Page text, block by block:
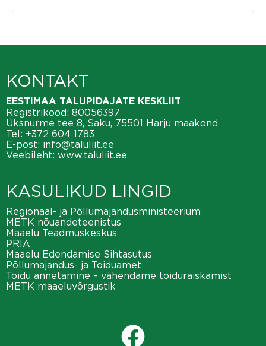
KONTAKT
EESTIMAA TALUPIDAJATE KESKLIIT
Registrikood: 80056397
Üksnurme tee 8, Saku, 75501 Harju maakond
Tel: +372 604 1783
E-post: info@taluliit.ee
Veebileht: www.taluliit.ee
KASULIKUD LINGID
Regionaal- ja Põllumajandusministeerium
METK nõuandeteenistus
Maaelu Teadmuskeskus
PRIA
Maaelu Edendamise Sihtasutus
Põllumajandus- ja Toiduamet
Toidu annetamine – vähendame toiduraiskamist
METK maaeluvõrgustik